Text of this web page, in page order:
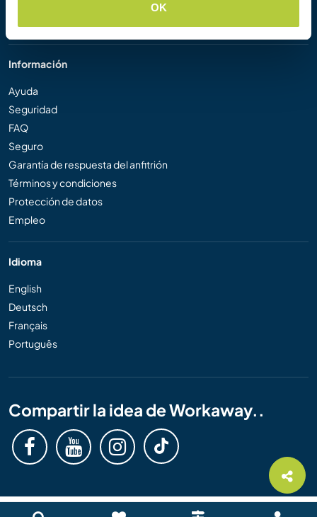
OK
Información
Ayuda
Seguridad
FAQ
Seguro
Garantía de respuesta del anfitrión
Términos y condiciones
Protección de datos
Empleo
Idioma
English
Deutsch
Français
Português
Compartir la idea de Workaway..